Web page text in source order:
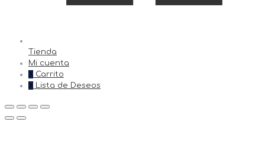
Tienda
Mi cuenta
0 Carrito
0 Lista de Deseos